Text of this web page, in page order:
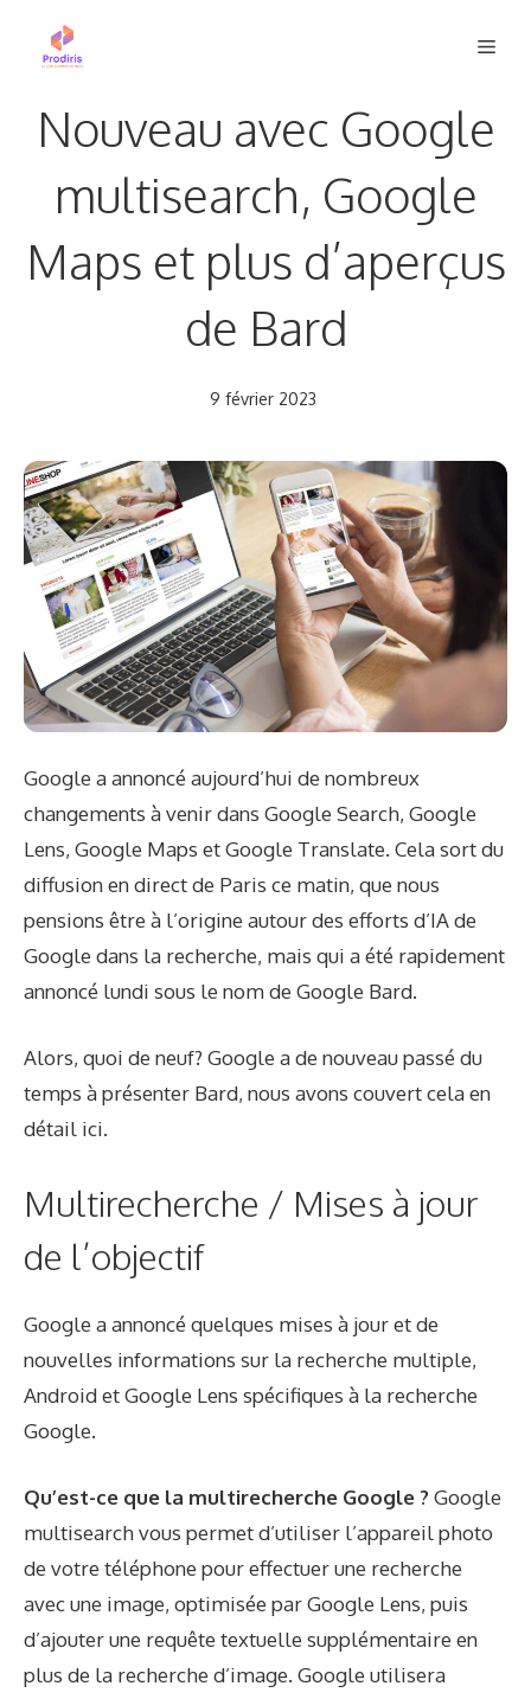
Nouveau avec Google
multisearch, Google
Maps et plus d’aperçus
de Bard
9 février 2023
Google a annoncé aujourd’hui de nombreux
changements à venir dans Google Search, Google
Lens, Google Maps et Google Translate. Cela sort du
diffusion en direct de Paris ce matin, que nous
pensions être à l’origine autour des efforts d’IA de
Google dans la recherche, mais qui a été rapidement
annoncé lundi sous le nom de Google Bard.
Alors, quoi de neuf? Google a de nouveau passé du
temps à présenter Bard, nous avons couvert cela en
détail ici.
Multirecherche / Mises à jour
de l’objectif
Google a annoncé quelques mises à jour et de
nouvelles informations sur la recherche multiple,
Android et Google Lens spécifiques à la recherche
Google.
Qu’est-ce que la multirecherche Google ?Google
multisearch vous permet d’utiliser l’appareil photo
de votre téléphone pour effectuer une recherche
avec une image, optimisée par Google Lens, puis
d’ajouter une requête textuelle supplémentaire en
plus de la recherche d’image. Google utilisera